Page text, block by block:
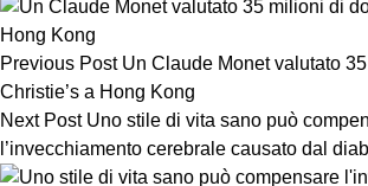
Previous Post Un Claude Monet valutato
Christie’s a Hong Kong
Next Post Uno stile di vita sano può
l’invecchiamento cerebrale causato dal